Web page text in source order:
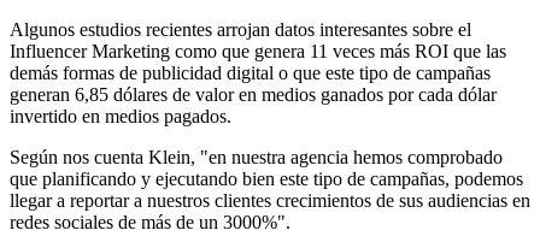
Algunos estudios recientes arrojan datos interesantes sobre el
Influencer Marketing como que genera 11 veces más ROI que las
demás formas de publicidad digital o que este tipo de campañas
generan 6,85 dólares de valor en medios ganados por cada dólar
invertido en medios pagados.
Según nos cuenta Klein, "en nuestra agencia hemos comprobado
que planificando y ejecutando bien este tipo de campañas, podemos
llegar a reportar a nuestros clientes crecimientos de sus audiencias en
redes sociales de más de un 3000%".